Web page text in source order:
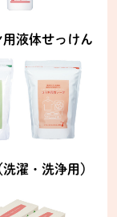
用液体せっけん
濯・洗浄用）